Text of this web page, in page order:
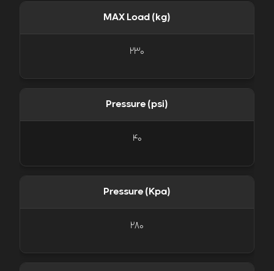
MAX Load (kg)
230
Pressure (psi)
40
Pressure (Kpa)
280